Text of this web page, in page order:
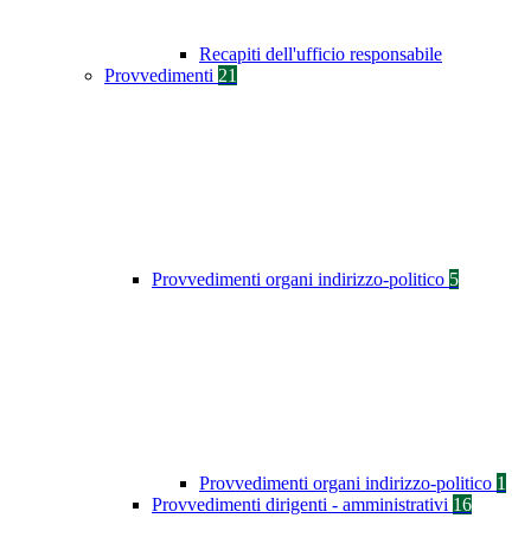
Recapiti dell'ufficio responsabile
Provvedimenti 21
Provvedimenti organi indirizzo-politico 5
Provvedimenti organi indirizzo-politico 1
Provvedimenti dirigenti - amministrativi 16